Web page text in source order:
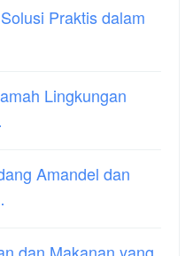
Praktis dalam
Lingkungan
Amandel dan